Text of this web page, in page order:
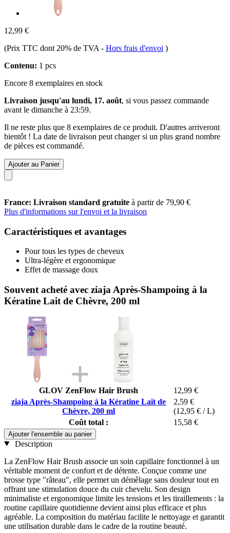
12,99 €
(Prix TTC dont 20% de TVA - Hors frais d'envoi )
Contenu: 1 pcs
Encore 8 exemplaires en stock
Livraison jusqu'au lundi, 17. août, si vous passez commande
avant le dimanche à 23:59.
Il ne reste plus que 8 exemplaires de ce produit. D'autres arriveront
bientôt ! La date de livraison peut changer si un plus grand nombre
de pièces est commandé.
Ajouter au Panier
France: Livraison standard gratuite à partir de 79,90 €
Plus d'informations sur l'envoi et la livraison
Caractéristiques et avantages
Pour tous les types de cheveux
Ultra-légère et ergonomique
Effet de massage doux
Souvent acheté avec ziaja Après-Shampoing à la
Kératine Lait de Chèvre, 200 ml
GLOV ZenFlow Hair Brush
12,99 €
ziaja Après-Shampoing à la Kératine Lait de
Chèvre, 200 ml
2,59 €
(12,95 € / L)
Coût total :
15,58 €
Ajouter l'ensemble au panier
Description
La ZenFlow Hair Brush associe un soin capillaire fonctionnel à un
véritable moment de confort et de détente. Conçue comme une
brosse type "râteau", elle permet un démêlage sans douleur tout en
offrant une stimulation douce du cuir chevelu. Son design
minimaliste et ergonomique limite les tensions et les tiraillements : la
routine capillaire quotidienne devient ainsi plus efficace et plus
agréable. La composition du matériau facilite le nettoyage et garantit
une utilisation durable dans le cadre de la routine beauté.